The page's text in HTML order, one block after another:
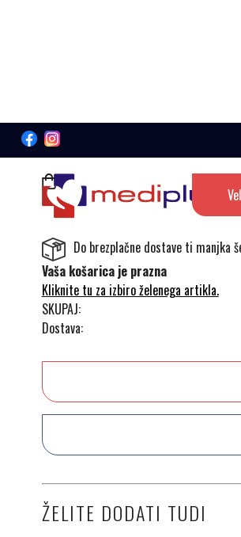
Do brezplačne dostave ti manjka
Vaša košarica je prazna
Kliknite tu za izbiro želenega artikla.
SKUPAJ:
Dostava:
ŽELITE DODATI TUDI